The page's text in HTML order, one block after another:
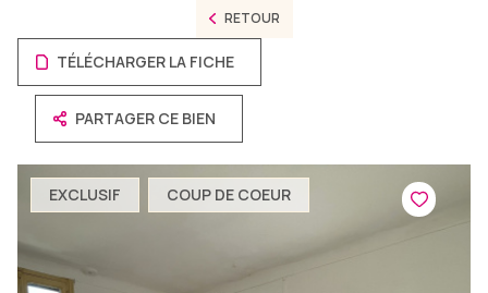
RETOUR
TÉLÉCHARGER LA FICHE
PARTAGER CE BIEN
EXCLUSIF COUP DE COEUR